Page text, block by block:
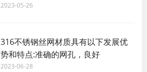
2023-05-26
316不锈钢丝网材质具有以下发展优
势和特点:准确的网孔，良好
2023-06-28